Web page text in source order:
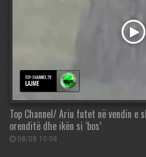
Top Channel/ Ariu futet në vendin e
orenditë dhe ikën si ‘bos’
08/08 10:08